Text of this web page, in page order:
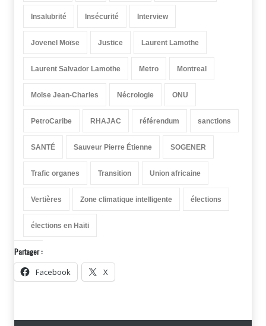
Insalubrité Insécurité Interview
Jovenel Moïse Justice Laurent Lamothe
Laurent Salvador Lamothe Metro Montreal
Moïse Jean-Charles Nécrologie ONU
PetroCaribe RHAJAC référendum sanctions
SANTÉ Sauveur Pierre Étienne SOGENER
Trafic organes Transition Union africaine
Vertières Zone climatique intelligente élections
élections en Haïti
Partager :
Facebook X